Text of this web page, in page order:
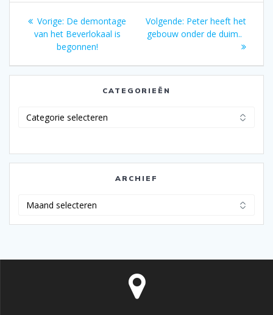
Bericht
navigatie
Vorige: Vorig
bericht:
De demontage
van het Beverlokaal is
begonnen!
Volgende: Volgend
bericht:
Peter heeft het
gebouw onder de duim..
CATEGORIEËN
ARCHIEF